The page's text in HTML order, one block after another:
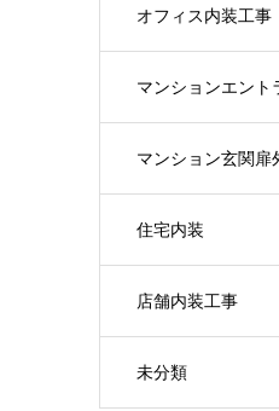
オフィス内装工事
マンションエント
マンション玄関扉
住宅内装
店舗内装工事
未分類